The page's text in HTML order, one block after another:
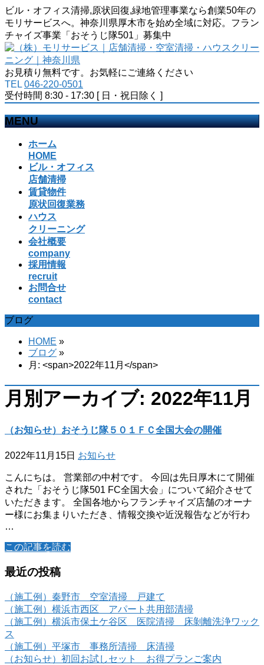
ビル・オフィス清掃,原状回復,緑地管理事業なら創業50年の
モリサービスへ。神奈川県厚木市を始め全域に対応。フラン
チャイズ事業「おそうじ隊501」募集中
お見積り無料です。お気軽にご連絡ください
TEL 046-220-0501
受付時間 8:30 - 17:30 [ 日・祝日除く ]
MENU
ホーム
HOME
ビル・オフィス
店舗清掃
賃貸物件
原状回復業務
ハウス
クリーニング
会社概要
company
採用情報
recruit
お問合せ
contact
ブログ
HOME »
ブログ »
月: <span>2022年11月</span>
月別アーカイブ: 2022年11月
（お知らせ）おそうじ隊５０１ＦＣ全国大会の開催
2022年11月15日 お知らせ
こんにちは。 営業部の中村です。 今回は先日厚木にて開催
された「おそうじ隊501 FC全国大会」について紹介させて
いただきます。 全国各地からフランチャイズ店舗のオーナ
ー様にお集まりいただき、情報交換や近況報告などが行わ
…
この記事を読む
最近の投稿
（施工例）秦野市 空室清掃 戸建て
（施工例）横浜市西区 アパート共用部清掃
（施工例）横浜市保土ケ谷区 医院清掃 床剝離洗浄ワック
ス
（施工例）平塚市 事務所清掃 床清掃
（お知らせ）初回お試しセット お得プランご案内